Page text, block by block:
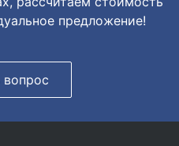
предложение!
вопрос